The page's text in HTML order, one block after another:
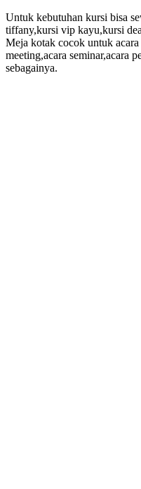
Untuk kebutuhan kursi bisa
tiffany,kursi vip kayu,kursi
Meja kotak cocok untuk
meeting,acara seminar,acara
sebagainya.